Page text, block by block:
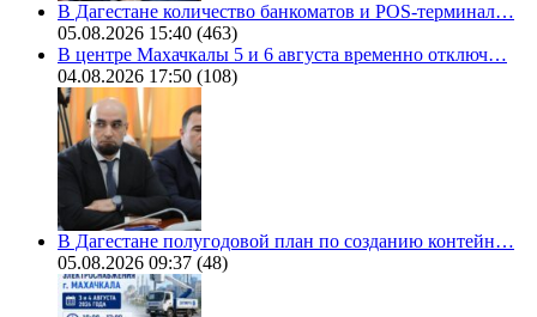
В Дагестане количество банкоматов и POS-терминал…
05.08.2026 15:40 (463)
В центре Махачкалы 5 и 6 августа временно отключ…
04.08.2026 17:50 (108)
В Дагестане полугодовой план по созданию контейн…
05.08.2026 09:37 (48)